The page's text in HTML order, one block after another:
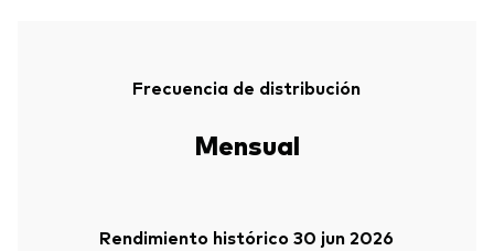
Frecuencia de distribución
Mensual
Rendimiento histórico 30 jun 2026